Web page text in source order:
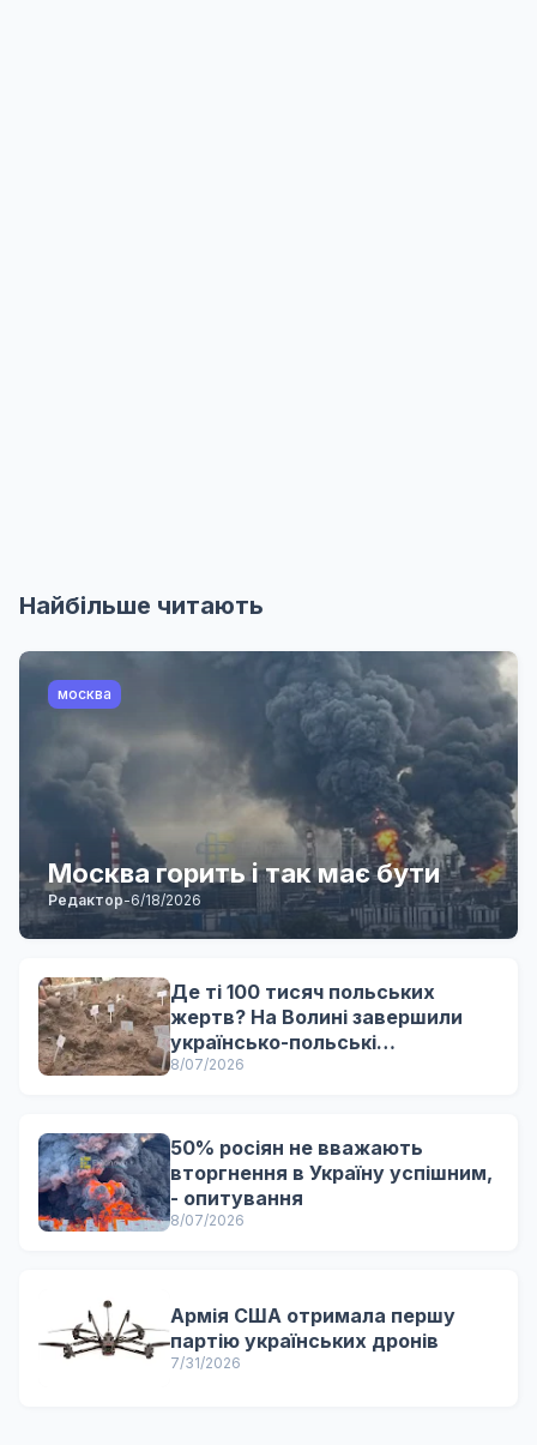
Найбільше читають
москва
Москва горить і так має бути
Редактор-6/18/2026
Де ті 100 тисяч польських
жертв? На Волині завершили
українсько-польські
ексгумаційні роботи
8/07/2026
50% росіян не вважають
вторгнення в Україну успішним,
- опитування
8/07/2026
Армія США отримала першу
партію українських дронів
7/31/2026